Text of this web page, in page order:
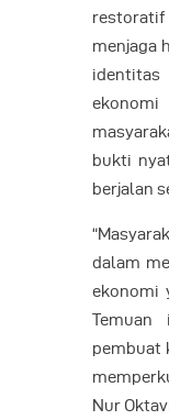
menjaga
bukti
berjalan
dalam
ekonomi
Temuan
pembuat
Nur